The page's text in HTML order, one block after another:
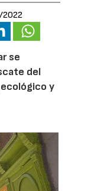
se
del
y